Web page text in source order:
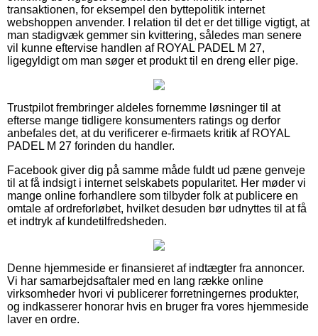
transaktionen, for eksempel den byttepolitik internet
webshoppen anvender. I relation til det er det tillige vigtigt, at
man stadigvæk gemmer sin kvittering, således man senere
vil kunne eftervise handlen af ROYAL PADEL M 27,
ligegyldigt om man søger et produkt til en dreng eller pige.
Trustpilot frembringer aldeles fornemme løsninger til at
efterse mange tidligere konsumenters ratings og derfor
anbefales det, at du verificerer e-firmaets kritik af ROYAL
PADEL M 27 forinden du handler.
Facebook giver dig på samme måde fuldt ud pæne genveje
til at få indsigt i internet selskabets popularitet. Her møder vi
mange online forhandlere som tilbyder folk at publicere en
omtale af ordreforløbet, hvilket desuden bør udnyttes til at få
et indtryk af kundetilfredsheden.
Denne hjemmeside er finansieret af indtægter fra annoncer.
Vi har samarbejdsaftaler med en lang række online
virksomheder hvori vi publicerer forretningernes produkter,
og indkasserer honorar hvis en bruger fra vores hjemmeside
laver en ordre.